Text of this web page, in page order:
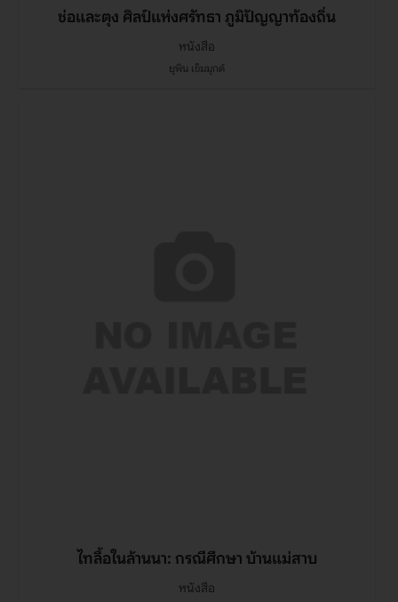
ช่อและตุง ศิลป์แห่งศรัทธา ภูมิปัญญาท้องถิ่น
หนังสือ
ยุพิน เข็มมุกด์
ไทลื้อในล้านนา: กรณีศึกษา บ้านแม่สาบ
หนังสือ